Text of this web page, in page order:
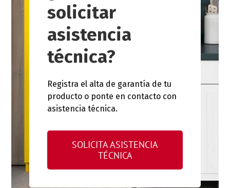
solicitar
asistencia
técnica?
Registra el alta de garantía de tu
producto o ponte en contacto con
asistencia técnica.
SOLICITA ASISTENCIA
TÉCNICA